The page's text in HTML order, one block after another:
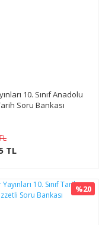
10. Sınıf Anadolu
Soru Bankası
TL
%20